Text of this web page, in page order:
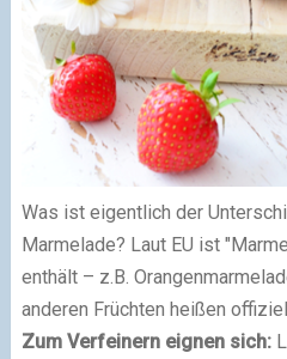
Was ist eigentlich der
Marmelade? Laut EU ist
enthält – z.B.
anderen Früchten heißen
Zum Verfeinern eignen sich: